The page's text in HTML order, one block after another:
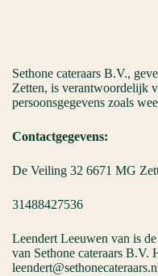
Sethone cateraars B.V.,
Zetten, is verantwoordelijk
persoonsgegevens zoals
Contactgegevens:
De Veiling 32 6671 MG
31488427536
Leendert Leeuwen van is
van Sethone cateraars B.V.